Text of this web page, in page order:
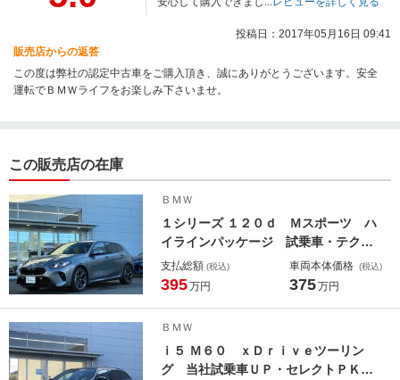
投稿日：2017年05月16日 09:41
販売店からの返答
この度は弊社の認定中古車をご購入頂き、誠にありがとうございます。安全
運転でＢＭＷライフをお楽しみ下さいませ。
この販売店の在庫
ＢＭＷ
１シリーズ １２０ｄ Ｍスポーツ ハ
イラインパッケージ 試乗車・テクノ
ロジー／ハイラインＰＫＧ・１８Ａ
Ｗ・ＡｐｐｌｅＣａｒＰｌａｙ・ａｎ
ス・Ｈカードン・アイコニックグロ
ー・ミラーＥＴＣ
支払総額 (税込)
395万円
車両本体価格 (税込)
375万円
ＢＭＷ
ｉ５ Ｍ６０ ｘＤｒｉｖｅツーリン
グ 当社試乗車ＵＰ・セレクトＰＫ